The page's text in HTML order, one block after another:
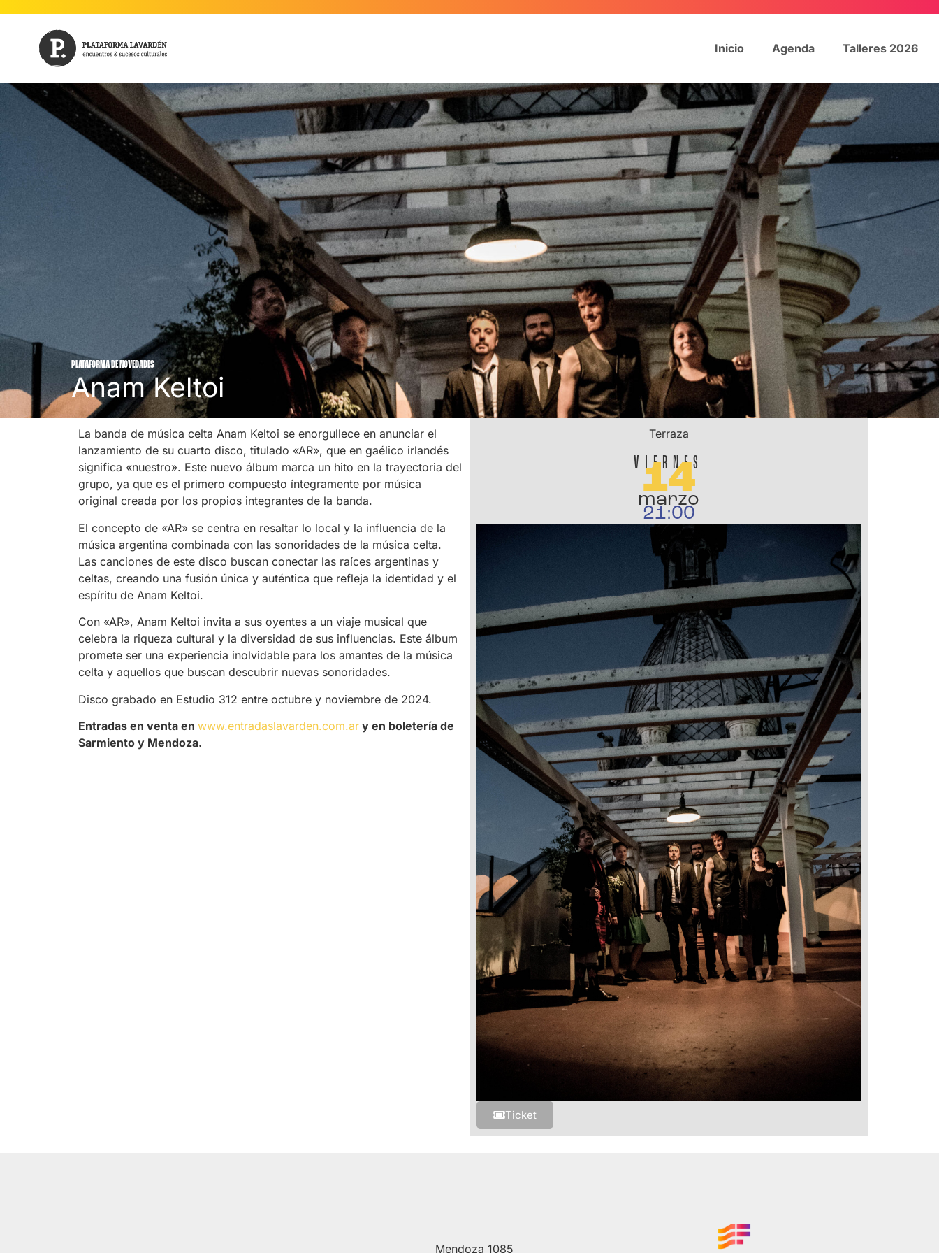
Inicio Agenda Talleres 2026
PLATAFORMA DE NOVEDADES
Anam Keltoi
La banda de música celta Anam Keltoi se enorgullece en anunciar el
lanzamiento de su cuarto disco, titulado «AR», que en gaélico irlandés
significa «nuestro». Este nuevo álbum marca un hito en la trayectoria del
grupo, ya que es el primero compuesto íntegramente por música
original creada por los propios integrantes de la banda.
El concepto de «AR» se centra en resaltar lo local y la influencia de la
música argentina combinada con las sonoridades de la música celta.
Las canciones de este disco buscan conectar las raíces argentinas y
celtas, creando una fusión única y auténtica que refleja la identidad y el
espíritu de Anam Keltoi.
Con «AR», Anam Keltoi invita a sus oyentes a un viaje musical que
celebra la riqueza cultural y la diversidad de sus influencias. Este álbum
promete ser una experiencia inolvidable para los amantes de la música
celta y aquellos que buscan descubrir nuevas sonoridades.
Disco grabado en Estudio 312 entre octubre y noviembre de 2024.
Entradas en venta en www.entradaslavarden.com.ar y en boletería de
Sarmiento y Mendoza.
Terraza
VIERNES
14
marzo
21:00
Ticket
Mendoza 1085